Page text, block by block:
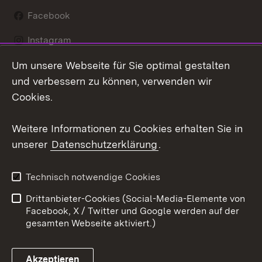
Facebook
Instagram
LinkedIn
Datenschutz
Barrierefreiheit
Impressum
Cookies
Um unsere Webseite für Sie optimal gestalten
und verbessern zu können, verwenden wir
Cookies.
Weitere Informationen zu Cookies erhalten Sie in
unserer Datenschutzerklärung.
Technisch notwendige Cookies
Drittanbieter-Cookies (Social-Media-Elemente von
Facebook, X / Twitter und Google werden auf der
gesamten Webseite aktiviert.)
Akzeptieren